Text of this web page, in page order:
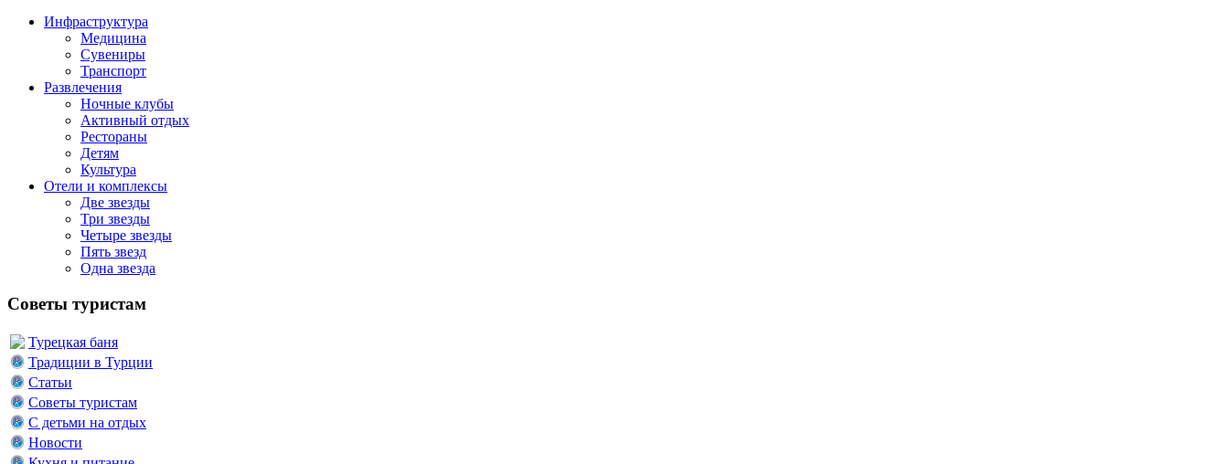
Инфраструктура
Медицина
Сувениры
Транспорт
Развлечения
Ночные клубы
Активный отдых
Рестораны
Детям
Культура
Отели и комплексы
Две звезды
Три звезды
Четыре звезды
Пять звезд
Одна звезда
Советы туристам
Турецкая баня
Традиции в Турции
Статьи
Советы туристам
С детьми на отдых
Новости